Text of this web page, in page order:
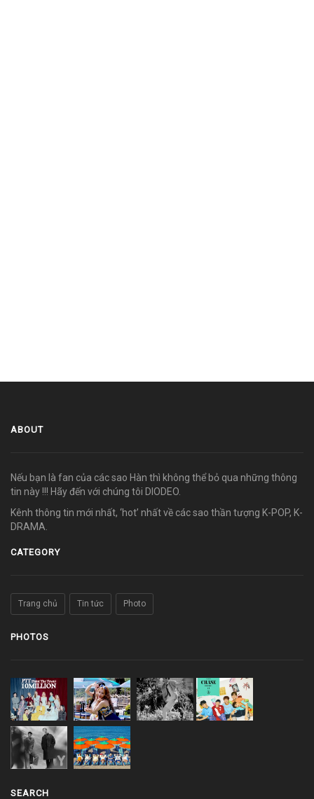
ABOUT
Nếu bạn là fan của các sao Hàn thì không thể bỏ qua những thông
tin này !!! Hãy đến với chúng tôi DIODEO.
Kênh thông tin mới nhất, ‘hot’ nhất về các sao thần tượng K-POP, K-
DRAMA.
CATEGORY
Trang chủ Tin tức Photo
PHOTOS
SEARCH